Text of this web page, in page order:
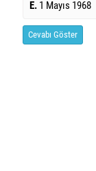
E. 1 Mayıs 1968
Cevabı Göster